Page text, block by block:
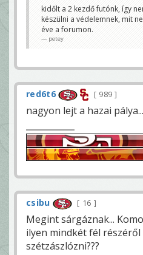
kidőlt a 2 kezdő futónk, így
készülni a védelemnek, mit
éve a forumon.
petey
red6t6 989
nagyon lejt a hazai
csibu 16
Megint sárgáznak...
ilyen mindkét fél részéről
szétzászlózni???